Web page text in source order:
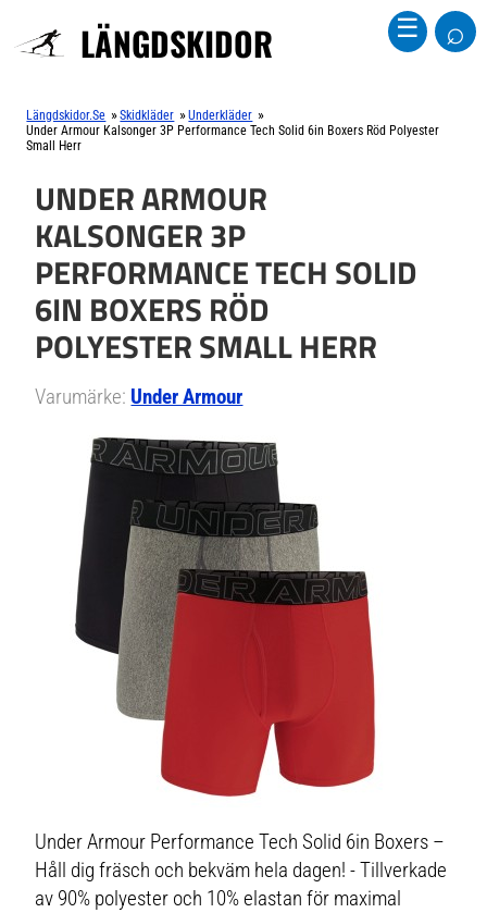
LÄNGDSKIDOR ☰ ⌕
Längdskidor.se »Skidkläder »Underkläder »
Under Armour Kalsonger 3P Performance Tech Solid 6in Boxers Röd Polyester
Small Herr
UNDER ARMOUR
KALSONGER 3P
PERFORMANCE TECH SOLID
6IN BOXERS RÖD
POLYESTER SMALL HERR
Varumärke: Under Armour
Under Armour Performance Tech Solid 6in Boxers –
Håll dig fräsch och bekväm hela dagen! - Tillverkade
av 90% polyester och 10% elastan för maximal